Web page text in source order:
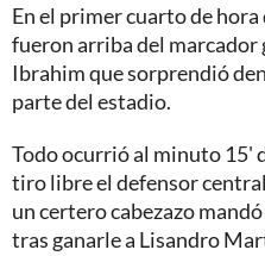
En el primer cuarto de
fueron arriba del marcador
Ibrahim que sorprendió
parte del estadio.
Todo ocurrió al minuto 15'
tiro libre el defensor
un certero cabezazo
tras ganarle a Lisandro